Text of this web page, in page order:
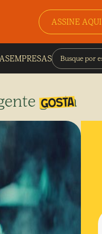
ASSINE AQUI
EMPRESAS
gosta